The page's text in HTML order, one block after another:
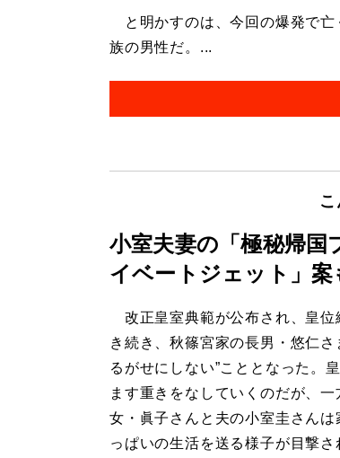
と明かすのは、今回の爆発で亡
族の男性だ。...
小室夫妻の「極秘帰
イベートジェット」
改正皇室典範が公布され、皇位
き続き、秋篠宮家の長男・悠仁さ
るがせにしない”こととなった。
ます重きをなしていくのだが、
女・眞子さんと夫の小室圭さんは
っぱいの生活を送る様子が目撃